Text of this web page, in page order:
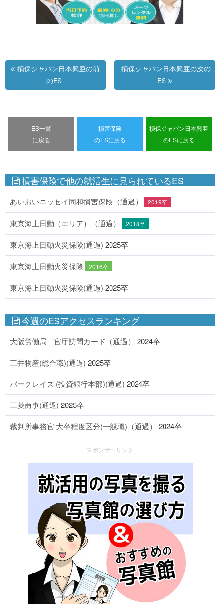
損保ジャパン日本興亜の前
のES
損保ジャパン日本興亜の次の
ES
ES一覧
に戻る
損害保険
のESに戻る
損保ジャパン日本興亜
のESに戻る
損害保険で他の就活生に見られているES
あいおいニッセイ同和損害保険（通過） 2019卒
東京海上日動（エリア）（通過） 2018卒
東京海上日動火災保険(通過) 2025卒
東京海上日動火災保険 2016卒
東京海上日動火災保険(通過) 2025卒
今週のESアクセスランキング
大阪労働局 官庁訪問カード（通過） 2024卒
三井物産(総合職)(通過) 2025卒
バークレイズ (投資銀行本部)(通過) 2024卒
三菱商事(通過) 2025卒
裁判所事務官 大卒程度区分(一般職)（通過） 2024卒
スポンサーリンク